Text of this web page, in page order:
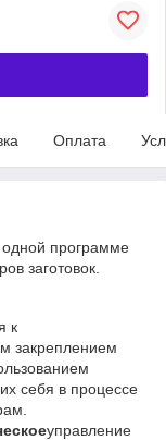
Оплата
одной программе
заготовок.
к
закреплением
себя в процессе
управление